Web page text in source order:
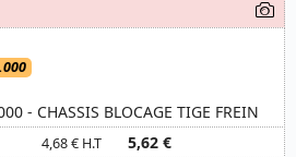
- CHASSIS BLOCAGE TIGE FREIN
4,68 € H.T 5,62 €